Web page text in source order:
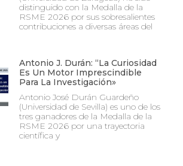
distinguido con la Medalla de la
RSME 2026 por sus sobresalientes
contribuciones a diversas áreas del
Antonio J. Durán: “La Curiosidad
Es Un Motor Imprescindible
Para La Investigación»
Antonio José Durán Guardeño
(Universidad de Sevilla) es uno de los
tres ganadores de la Medalla de la
RSME 2026 por una trayectoria
científica y